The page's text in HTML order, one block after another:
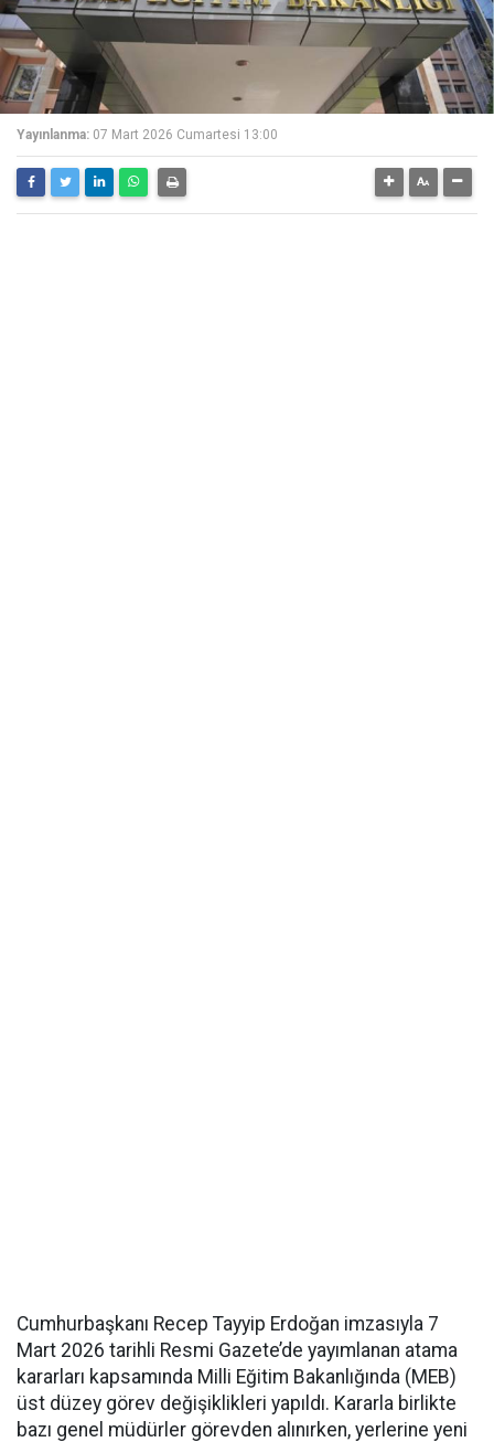
Yayınlanma: 07 Mart 2026 Cumartesi 13:00
Cumhurbaşkanı Recep Tayyip Erdoğan imzasıyla 7
Mart 2026 tarihli Resmi Gazete’de yayımlanan atama
kararları kapsamında Milli Eğitim Bakanlığında (MEB)
üst düzey görev değişiklikleri yapıldı. Kararla birlikte
bazı genel müdürler görevden alınırken, yerlerine yeni